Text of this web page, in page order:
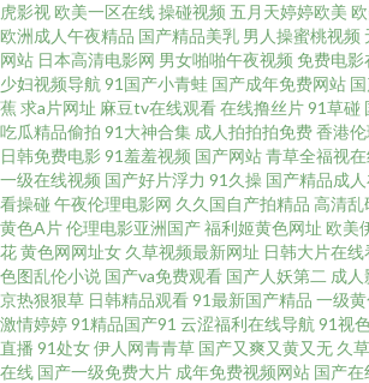
品一区二区三区三区 av18导航站 性激烈的欧美三级
丝袜综合在线 91视频网页版 色综合久 精品日韩欧 av
区二区三区 嗯啊羞羞视频 国产第3页 影视先锋色色 欧
品推荐制服 91网站网址 香蕉免费一区二区 另类色网
永久精品视频 欧美天天激情 成全在线观看免费全集
在线视频网站 日韩色网 韩日欧亚a级 网站网址大全
虎影视 欧美一区在线操碰视频 五月天婷婷欧美
欧洲成人午夜精品 国产精品美乳 男人操蜜桃视频
网站 日本高清电影网 男女啪啪午夜视频 免费电
少妇视频导航 91国产小青蛙 国产成年免费网站
蕉 求a片网址 麻豆tv在线观看在线撸丝片91草碰
吃瓜精品偷拍 91大神合集 成人拍拍拍免费香港
日韩免费电影 91羞羞视频 国产网站青草全福视
一级在线视频 国产好片浮力 91久操 国产精品成
看操碰 午夜伦理电影网 久久国自产拍精品 高清乱
黄色A片伦理电影亚洲国产福利姬黄色网址 欧美
花黄色网网址女 久草视频最新网址 日韩大片在线
色图乱伦小说 国产va免费观看 国产人妖第二 成人
京热狠狠草 日韩精品观看91最新国产精品 一级
激情婷婷91精品国产91 云涩福利在线导航 91视
直播 91处女伊人网青青草 国产又爽又黄又无 久
在线 国产一级免费大片 成年免费视频网站 国产